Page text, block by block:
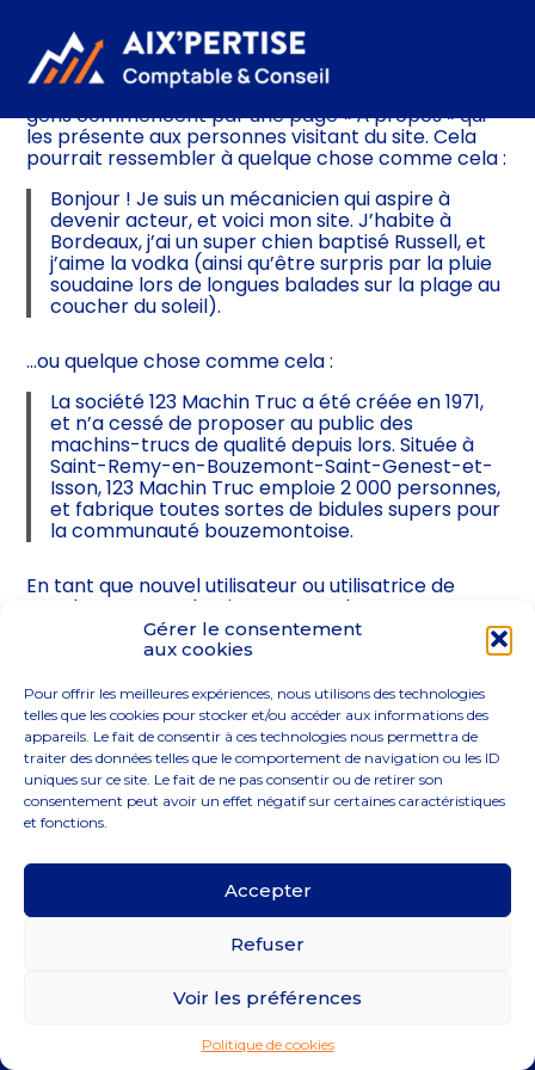
Gérer le consentement
aux cookies
Pour offrir les meilleures expériences, nous utilisons des technologies
telles que les cookies pour stocker et/ou accéder aux informations des
appareils. Le fait de consentir à ces technologies nous permettra de
traiter des données telles que le comportement de navigation ou les ID
uniques sur ce site. Le fait de ne pas consentir ou de retirer son
consentement peut avoir un effet négatif sur certaines caractéristiques
et fonctions.
Accepter
Refuser
Voir les préférences
Politique de cookies
Aller
au
ADN et valeurs
Nos expertises
Secteurs d’activités
Création & reprise d’entreprise
Pilotage d’entreprise
Financement & trésorerie
Compta
Fiscalité
Social
Juridique
Gestion
Compta
Social & RH
Documents
Toute l’actualité
Nos dossiers du mois
Nos guides pratiques
Nos agendas
Nos indices et taux
Nos simulateurs
Newsletter
Ceci est une page d’exemple. C’est différent d’un
article de blog parce qu’elle restera au même
endroit et apparaîtra dans la navigation de votre
site (dans la plupart des thèmes). La plupart des
gens commencent par une page « À propos » qui
les présente aux personnes visitant du site. Cela
pourrait ressembler à quelque chose comme cela :
Bonjour ! Je suis un mécanicien qui aspire à
devenir acteur, et voici mon site. J’habite à
Bordeaux, j’ai un super chien baptisé Russell, et
j’aime la vodka (ainsi qu’être surpris par la pluie
soudaine lors de longues balades sur la plage au
coucher du soleil).
…ou quelque chose comme cela :
La société 123 Machin Truc a été créée en 1971,
et n’a cessé de proposer au public des
machins-trucs de qualité depuis lors. Située à
Saint-Remy-en-Bouzemont-Saint-Genest-et-
Isson, 123 Machin Truc emploie 2 000 personnes,
et fabrique toutes sortes de bidules supers pour
la communauté bouzemontoise.
En tant que nouvel utilisateur ou utilisatrice de
WordPress, vous devriez vous rendre sur
tableau de bordpour supprimer cette page et
créer de nouvelles pages pour votre contenu.
PLAN DU SITE
Conception et réalisation